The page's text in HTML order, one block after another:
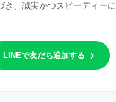
き、誠実かつスピーディー
LINEで友だち追加する